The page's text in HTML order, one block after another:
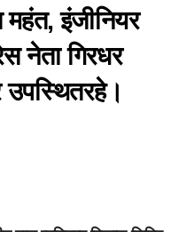
इंजीनियर
नेता गिरधर
उपस्थितरहे।